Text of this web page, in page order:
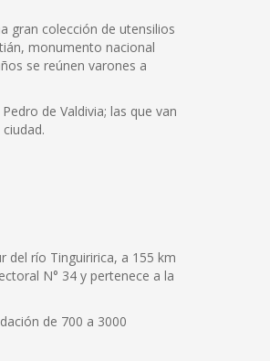
gran colección de utensilios
monumento nacional
se reúnen varones a
de Valdivia; las que van
del río Tinguiririca, a 155 km
N° 34 y pertenece a la
de 700 a 3000